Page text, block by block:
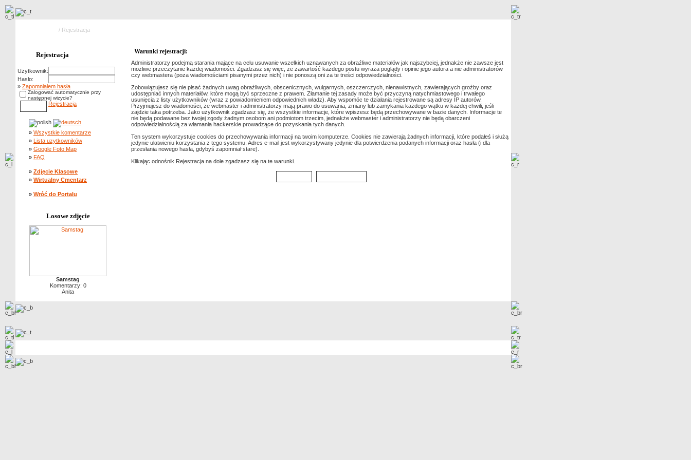
/ Rejestracja
Rejestracja
Użytkownik:
Hasło:
» Zapomniałem hasła
Zalogować automatycznie przy
następnej wizycie?
Rejestracja
» Wszystkie komentarze
» Lista uzytkowników
» Google Foto Map
» FAQ
» Zdjęcie Klasowe
» Wirtualny Cmentarz
» Wróć do Portalu
Losowe zdjęcie
Samstag
Komentarzy: 0
Anita
Warunki rejestracji:
Administratorzy podejmą starania mające na celu usuwanie wszelkich uznawanych za obraźliwe materiałów jak najszybciej, jednakże nie zawsze jest
możliwe przeczytanie każdej wiadomości. Zgadzasz się więc, że zawartość każdego postu wyraża poglądy i opinie jego autora a nie administratorów
czy webmastera (poza wiadomościami pisanymi przez nich) i nie ponoszą oni za te treści odpowiedzialności.
Zobowiązujesz się nie pisać żadnych uwag obraźliwych, obscenicznych, wulgarnych, oszczerczych, nienawistnych, zawierających groźby oraz
udostępniać innych materiałów, które mogą być sprzeczne z prawem. Złamanie tej zasady może być przyczyną natychmiastowego i trwałego
usunięcia z listy użytkowników (wraz z powiadomieniem odpowiednich władz). Aby wspomóc te działania rejestrowane są adresy IP autorów.
Przyjmujesz do wiadomości, że webmaster i administratorzy mają prawo do usuwania, zmiany lub zamykania każdego wątku w każdej chwili, jeśli
zajdzie taka potrzeba. Jako użytkownik zgadzasz się, że wszystkie informacje, które wpiszesz będą przechowywane w bazie danych. Informacje te
nie będą podawane bez twojej zgody żadnym osobom ani podmiotom trzecim, jednakże webmaster i administratorzy nie będą obarczeni
odpowiedzialnością za włamania hackerskie prowadzące do pozyskania tych danych.
Ten system wykorzystuje cookies do przechowywania informacji na twoim komputerze. Cookies nie zawierają żadnych informacji, które podałeś i służą
jedynie ułatwieniu korzystania z tego systemu. Adres e-mail jest wykorzystywany jedynie dla potwierdzenia podanych informacji oraz hasła (i dla
przesłania nowego hasła, gdybyś zapomniał stare).
Klikając odnośnik Rejestracja na dole zgadzasz się na te warunki.